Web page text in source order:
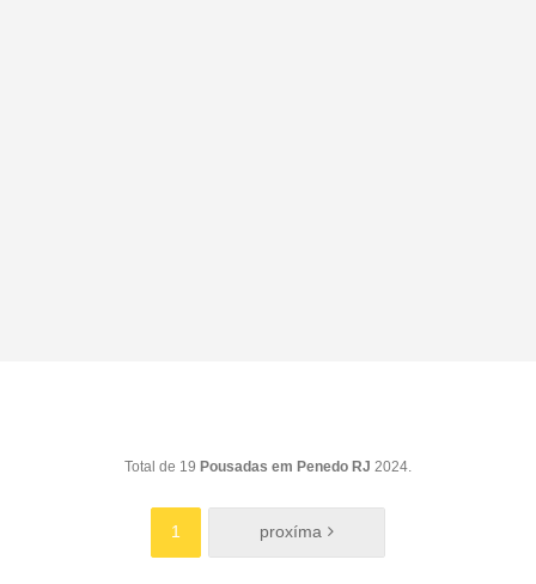
Total de 19 Pousadas em Penedo RJ 2024.
1